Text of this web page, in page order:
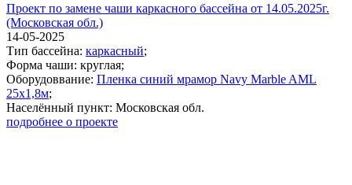
Проект по замене чаши каркасного бассейна от 14.05.2025г.
(Московская обл.)
14-05-2025
Тип бассейна: каркасный;
Форма чаши: круглая;
Оборудоввание: Пленка синий мрамор Navy Marble AML
25х1,8м;
Населённый пункт: Московская обл.
подробнее о проекте